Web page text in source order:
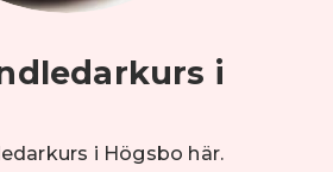
i
i Högsbo här.